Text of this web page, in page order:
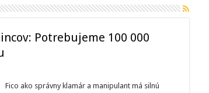
Potrebujeme 100 000
Fico ako správny klamár a manipulant má silnú